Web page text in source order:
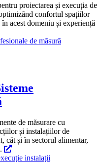
proiectarea și execuția de
confortul spațiilor
acest domeniu și experiență
de măsurare cu
și instalațiilor de
cât și în sectorul alimentar,